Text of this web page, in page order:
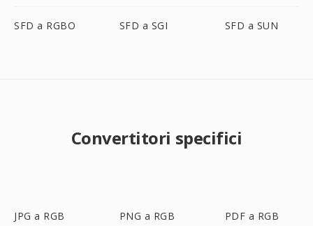
SFD a RGBO SFD a SGI SFD a SUN
Convertitori specifici
JPG a RGB PNG a RGB PDF a RGB